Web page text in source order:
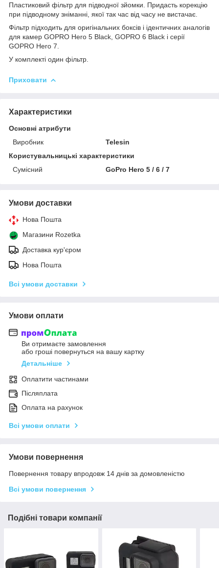
Пластиковий фільтр для підводної зйомки. Придасть корекцію
при підводному зніманні, якої так час від часу не вистачає.
Фільтр підходить для оригінальних боксів і ідентичних аналогів
для камер GOPRO Hero 5 Black, GOPRO 6 Black і серії
GOPRO Hero 7.
У комплекті один фільтр.
Приховати
Характеристики
Основні атрибути
Виробник
Telesin
Користувальницькі характеристики
Сумісний
GoPro Hero 5 / 6 / 7
Умови доставки
Нова Пошта
Магазини Rozetka
Доставка кур'єром
Нова Пошта
Всі умови доставки
Умови оплати
Ви отримаєте замовлення
або гроші повернуться на вашу картку
Детальніше
Оплатити частинами
Післяплата
Оплата на рахунок
Всі умови оплати
Умови повернення
Повернення товару впродовж 14 днів за домовленістю
Всі умови повернення
Подібні товари компанії